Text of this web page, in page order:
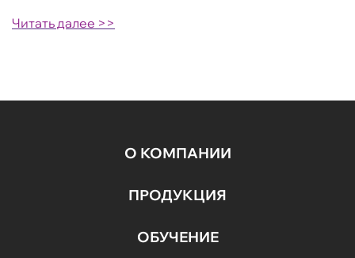
Читать далее >>
О КОМПАНИИ
ПРОДУКЦИЯ
ОБУЧЕНИЕ